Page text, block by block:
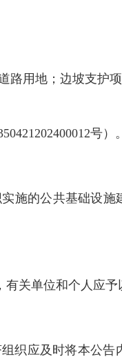
用地；边坡支护项
号）。
施的公共基础设施
关单位和个人应予
应及时将本公告